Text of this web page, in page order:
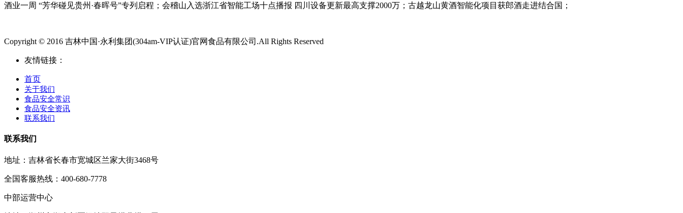
酒业一周 “芳华碰见贵州·春晖号”专列启程；会稽山入选浙江省智能工场十点播报 四川设备更新最高支撑2000万；古越龙山黄酒智能化项目获郎酒走进结合国；
Copyright © 2016 吉林中国·永利集团(304am-VIP认证)官网食品有限公司.All Rights Reserved
友情链接：
首页
关于我们
食品安全常识
食品安全资讯
联系我们
联系我们
地址：吉林省长春市宽城区兰家大街3468号
全国客服热线：400-680-7778
中部运营中心